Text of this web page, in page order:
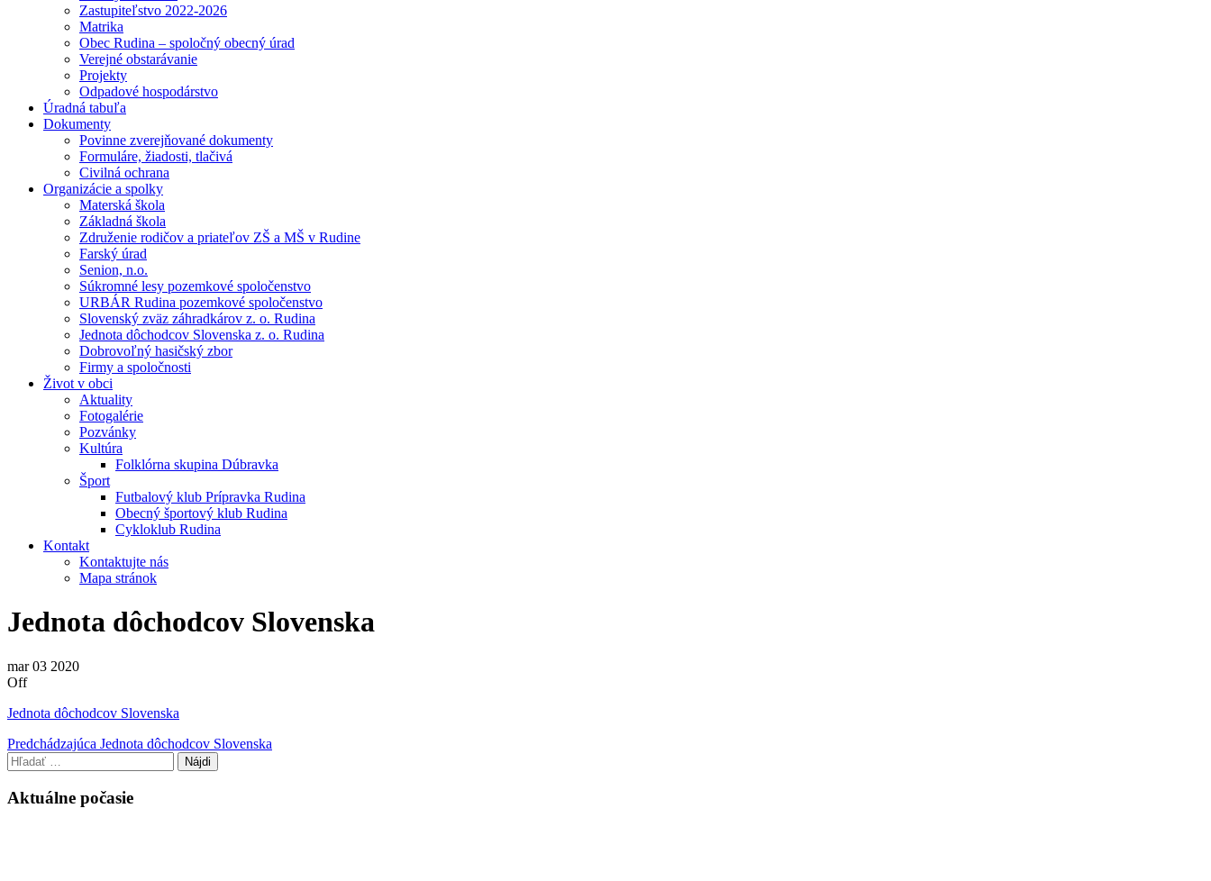
Zastupiteľstvo 2022-2026
Matrika
Obec Rudina – spoločný obecný úrad
Verejné obstarávanie
Projekty
Odpadové hospodárstvo
Úradná tabuľa
Dokumenty
Povinne zverejňované dokumenty
Formuláre, žiadosti, tlačivá
Civilná ochrana
Organizácie a spolky
Materská škola
Základná škola
Združenie rodičov a priateľov ZŠ a MŠ v Rudine
Farský úrad
Senion, n.o.
Súkromné lesy pozemkové spoločenstvo
URBÁR Rudina pozemkové spoločenstvo
Slovenský zväz záhradkárov z. o. Rudina
Jednota dôchodcov Slovenska z. o. Rudina
Dobrovoľný hasičský zbor
Firmy a spoločnosti
Život v obci
Aktuality
Fotogalérie
Pozvánky
Kultúra
Folklórna skupina Dúbravka
Šport
Futbalový klub Prípravka Rudina
Obecný športový klub Rudina
Cykloklub Rudina
Kontakt
Kontaktujte nás
Mapa stránok
Jednota dôchodcov Slovenska
mar03 2020
Off
Jednota dôchodcov Slovenska
Navigácia
v
článku
Predchádzajúci
príspevok
Predchádzajúca Jednota dôchodcov Slovenska
Hľadať:
Aktuálne počasie